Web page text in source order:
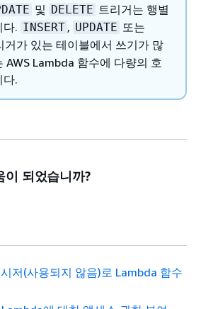
및 DELETE 트리거는 행별
다. INSERT , UPDATE 또는
거가 있는 테이블에서 쓰기가 많
AWS Lambda 함수에 다량의 호
다.
이 되었습니까?
저(사용되지 않음)로 Lambda 함수